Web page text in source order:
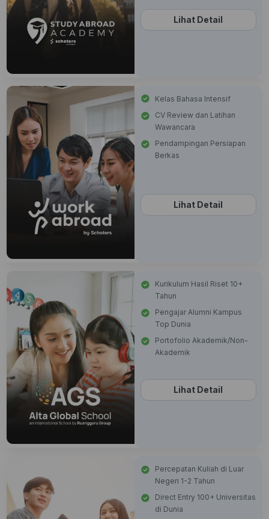
Lihat Detail
Kelas Bahasa Intensif
CV Review dan Latihan
Wawancara
Pendampingan Persiapan
Berkas
Lihat Detail
Kurikulum Hasil Riset 10+
Tahun
Pengajar Alumni Kampus
Top Dunia
Portofolio Akademik/Non-
Akademik
Lihat Detail
Percepatan Kuliah di Luar
Negeri 1-2 Tahun
Direct Entry 100+ Universitas
di Dunia